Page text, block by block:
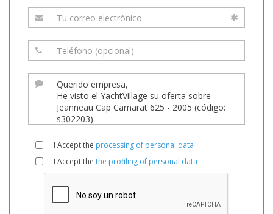
I Accept the processing of personal data
I Accept the the profiling of personal data